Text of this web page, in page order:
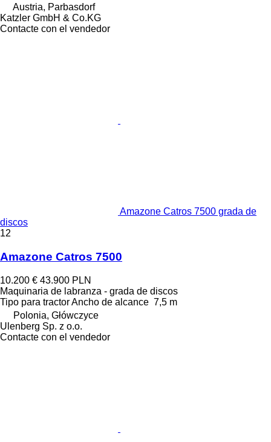
Austria, Parbasdorf
Katzler GmbH & Co.KG
Contacte con el vendedor
Amazone Catros 7500 grada de
discos
12
Amazone Catros 7500
10.200 € 43.900 PLN
Maquinaria de labranza - grada de discos
Tipo para tractorAncho de alcance 7,5 m
Polonia, Główczyce
Ulenberg Sp. z o.o.
Contacte con el vendedor